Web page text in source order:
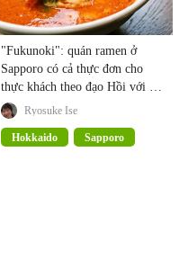
"Fukunoki": quán ramen ở
Sapporo có cả thực đơn cho
thực khách theo đạo Hồi với rất
nhiều khách quen
Ryosuke Ise
Hokkaido Sapporo